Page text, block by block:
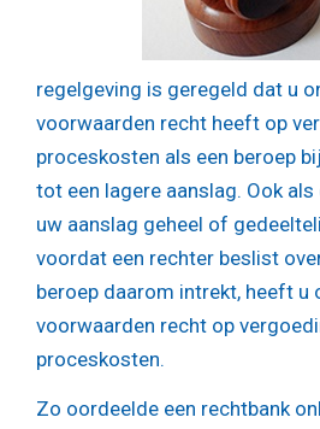
regelgeving is geregeld dat u
voorwaarden recht heeft op
proceskosten als een beroep
tot een lagere aanslag. Ook
uw aanslag geheel of
voordat een rechter beslist
beroep daarom intrekt, heeft u
voorwaarden recht op
proceskosten.
Zo oordeelde een rechtbank